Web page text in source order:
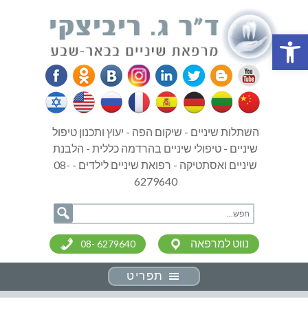
פתח סרגל נגישות
השתלות שיניים - שיקום הפה - יעוץ ותכנון טיפול
שיניים - טיפולי שיניים בהרדמה כללית - הלבנת
שיניים ואסתטיקה - רפואת שיניים לילדים - 08-
6279640
08- 6279640 נווט למרפאה
תפריט